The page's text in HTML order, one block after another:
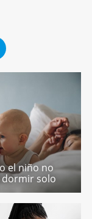
el niño no
solo